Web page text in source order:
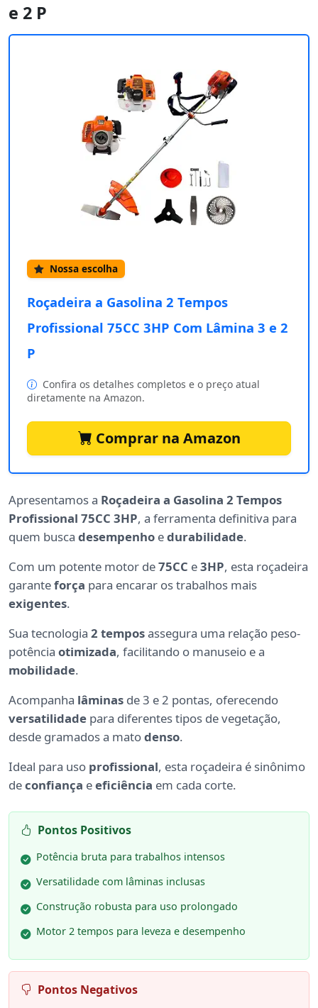
e 2 P
Nossa escolha
Roçadeira a Gasolina 2 Tempos
Profissional 75CC 3HP Com Lâmina 3 e 2
P
Confira os detalhes completos e o preço atual
diretamente na Amazon.
Comprar na Amazon
Apresentamos a Roçadeira a Gasolina 2 Tempos
Profissional 75CC 3HP, a ferramenta definitiva para
quem busca desempenho edurabilidade.
Com um potente motor de75CC e3HP, esta roçadeira
garanteforça para encarar os trabalhos mais
exigentes.
Sua tecnologia 2 temposassegura uma relação peso-
potência otimizada, facilitando o manuseio e a
mobilidade.
Acompanha lâminas de 3 e 2 pontas, oferecendo
versatilidade para diferentes tipos de vegetação,
desde gramados a matodenso.
Ideal para uso profissional, esta roçadeira é sinônimo
deconfiança eeficiência em cada corte.
Pontos Positivos
Potência bruta para trabalhos intensos
Versatilidade com lâminas inclusas
Construção robusta para uso prolongado
Motor 2 tempos para leveza e desempenho
Pontos Negativos